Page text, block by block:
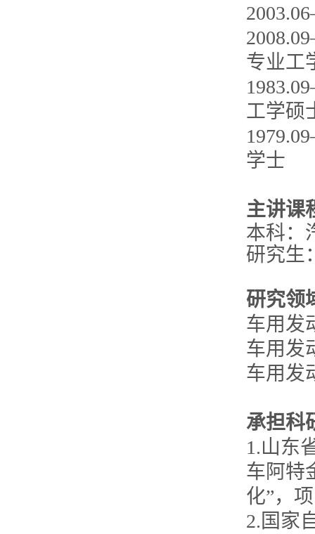
专业工
工学硕
学士
主讲课
本科：
研究生
研究领
车用发
车用发
车用发
承担科
1.山东
车阿特
化”，
2.国家